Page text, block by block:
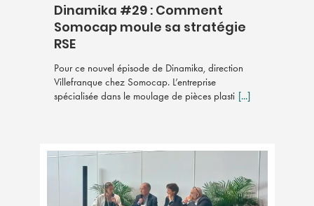
Dinamika #29 : Comment
Somocap moule sa stratégie
RSE
Pour ce nouvel épisode de Dinamika, direction
Villefranque chez Somocap. L’entreprise
spécialisée dans le moulage de pièces plasti [...]